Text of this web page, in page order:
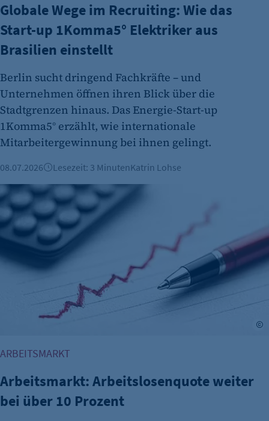
Globale Wege im Recruiting: Wie das
Start-up 1Komma5° Elektriker aus
Brasilien einstellt
Berlin sucht dringend Fachkräfte – und
Unternehmen öffnen ihren Blick über die
Stadtgrenzen hinaus. Das Energie-Start-up
1Komma5° erzählt, wie internationale
Mitarbeitergewinnung bei ihnen gelingt.
08.07.2026 Lesezeit: 3 MinutenKatrin Lohse
Arbeitsmarkt: Arbeitslosenquote weiter bei über 10 Prozent
ARBEITSMARKT
Arbeitsmarkt: Arbeitslosenquote weiter
bei über 10 Prozent